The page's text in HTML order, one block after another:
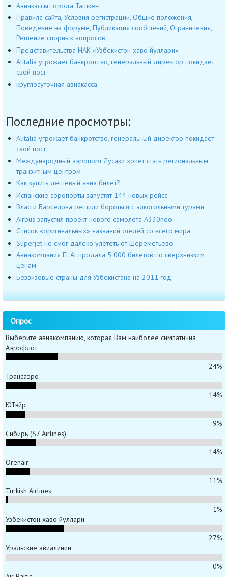
Авиакассы города Ташкент
Правила сайта, Условия регистрации, Общие положения,
Поведение на форуме, Публикация сообщений, Ограничения,
Решение спорных вопросов
Представительства НАК «Узбекистон хаво йуллари»
Alitalia угрожает банкротство, генеральный директор покидает
свой пост
круглосуточная авиакасса
Последние просмотры:
Alitalia угрожает банкротство, генеральный директор покидает
свой пост
Международный аэропорт Лусаки хочет стать региональным
транзитным центром
Как купить дешевый авиа билет?
Испанские аэропорты запустят 144 новых рейса
Власти Барселона решили бороться с алкогольными турами
Airbus запустил проект нового самолета A330neo
Список «оригинальных» названий отелей со всего мира
Superjet не смог далеко улететь от Шереметьево
Авиакомпания El Al продала 5 000 билетов по сверхнизким
ценам
Безвизовые страны для Узбекистана на 2011 год
Опрос
Выберите авиакомпанию, которая Вам наиболее симпатична
Аэрофлот
24%
Трансаэро
14%
ЮТэйр
9%
Сибирь (S7 Airlines)
14%
Orenair
11%
Turkish Airlines
1%
Узбекистон хаво йуллари
27%
Уральские авиалинии
0%